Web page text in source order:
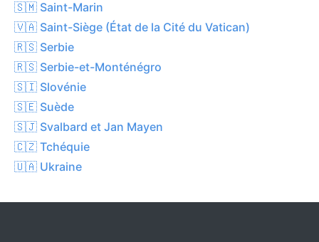
🇸🇲 Saint-Marin
🇻🇦 Saint-Siège (État de la Cité du Vatican)
🇷🇸 Serbie
🇷🇸 Serbie-et-Monténégro
🇸🇮 Slovénie
🇸🇪 Suède
🇸🇯 Svalbard et Jan Mayen
🇨🇿 Tchéquie
🇺🇦 Ukraine